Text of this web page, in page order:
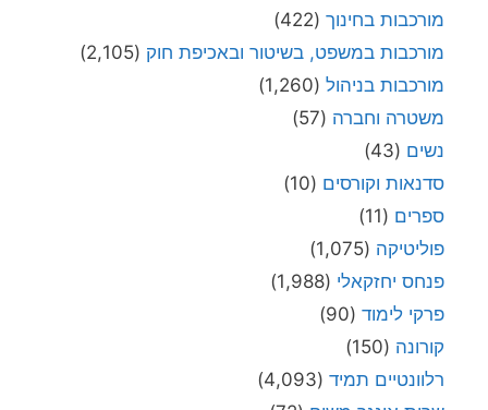
מורכבות בחינוך (422)
מורכבות במשפט, בשיטור ובאכיפת חוק (2,105)
מורכבות בניהול (1,260)
משטרה וחברה (57)
נשים (43)
סדנאות וקורסים (10)
ספרים (11)
פוליטיקה (1,075)
פנחס יחזקאלי (1,988)
פרקי לימוד (90)
קורונה (150)
רלוונטיים תמיד (4,093)